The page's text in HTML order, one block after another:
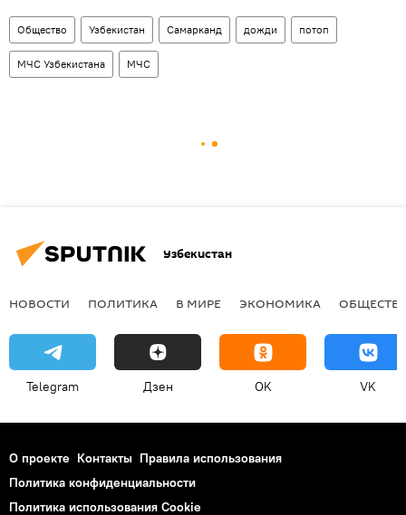
Общество Узбекистан Самарканд дожди потоп
МЧС Узбекистана МЧС
Узбекистан
НОВОСТИ ПОЛИТИКА В МИРЕ ЭКОНОМИКА
Telegram Дзен OK VK
О проекте Контакты Правила использования
Политика конфиденциальности
Политика использования Cookie